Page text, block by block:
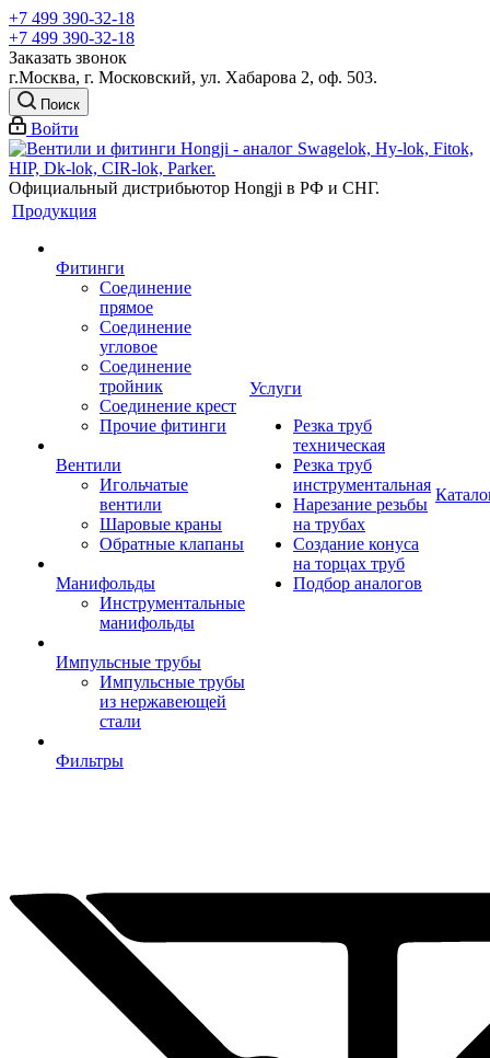
+7 499 390-32-18
+7 499 390-32-18
Заказать звонок
г.Москва, г. Московский, ул. Хабарова 2, оф. 503.
Поиск
Войти
Официальный дистрибьютор Hongji в РФ и СНГ.
Продукция
Фитинги
Соединение
прямое
Соединение
угловое
Соединение
тройник
Соединение крест
Прочие фитинги
Вентили
Игольчатые
вентили
Шаровые краны
Обратные клапаны
Манифольды
Инструментальные
манифольды
Импульсные трубы
Импульсные трубы
из нержавеющей
стали
Фильтры
Услуги
Резка труб
техническая
Резка труб
инструментальная
Нарезание резьбы
на трубах
Создание конуса
на торцах труб
Подбор аналогов